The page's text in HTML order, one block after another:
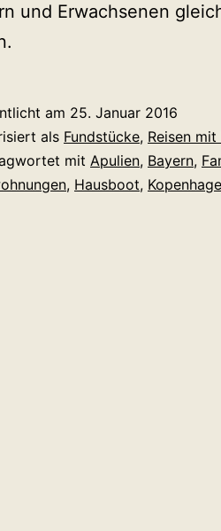
und Erwachsenen
am 25. Januar 2016
als Fundstücke, Reisen
mit Apulien, Bayern,
, Hausboot,